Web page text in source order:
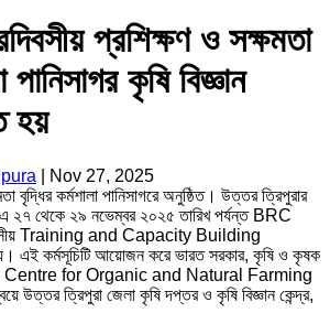
প্রশিক্ষণ ও সক্ষমতা
পানিসাগর কৃষি বিজ্ঞান
হয়
Nov 27, 2025
বৃদ্ধির কর্মশালা পানিসাগরে অনুষ্ঠিত। উত্তর ত্রিপুরার
এ ২৭ থেকে ২৯ নভেম্বর ২০২৫ তারিখ পর্যন্ত BRC
Training and Capacity Building
এই কর্মসূচিটি আয়োজন করে ভারত সরকার, কৃষি ও কৃষক
Centre for Organic and Natural Farming
ত্রিপুরা জেলা কৃষি দপ্তর ও কৃষি বিজ্ঞান কেন্দ্র,